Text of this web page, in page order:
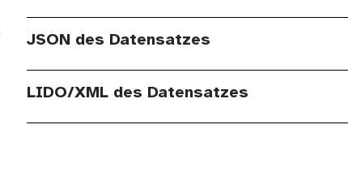
JSON des Datensatzes
LIDO/XML des Datensatzes